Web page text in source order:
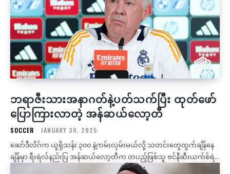
ဘရာဇီးသားအနာဂတ်နဲ့ပတ်သက်ပြီး ထုတ်ဖော်
ပြောကြားလာတဲ့ အန်ဆယ်လော့တီ
SOCCER JANUARY 30, 2025
ဆော်ဒီလိဂ်က ယူရိုသန်း ၃၀၀ နဲ့ကမ်းလှမ်းမယ်လို့ သတင်းတွေထွက်ချိန်နေ
ချိန်မှာ ရီးရဲလ်နည်းပြ အန်ဆယ်လော့တီက တပည့်ဖြစ်သူ ဗင်နီဆီးယက်စ်ရဲ...